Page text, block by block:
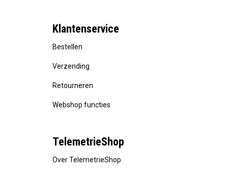
Klantenservice
Bestellen
Verzending
Retourneren
Webshop functies
TelemetrieShop
Over TelemetrieShop